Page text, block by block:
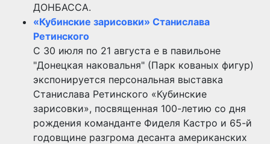
ДОНБАССА.
«Кубинские зарисовки» Станислава
Ретинского
С 30 июля по 21 августа е в павильоне
"Донецкая наковальня" (Парк кованых фигур)
экспонируется персональная выставка
Станислава Ретинского «Кубинские
зарисовки», посвященная 100-летию со дня
рождения команданте Фиделя Кастро и 65-й
годовщине разгрома десанта американских